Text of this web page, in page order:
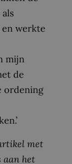
werkte
mijn
de
ordening
met
aan het